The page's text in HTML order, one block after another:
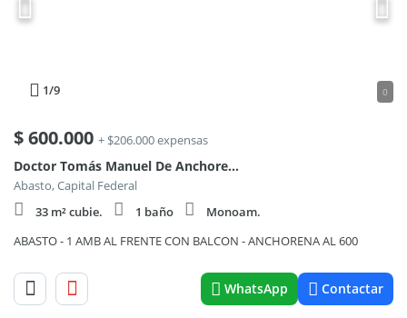
1/9 0
$600.000 + $206.000 expensas
Doctor Tomás Manuel De Anchorena 600
Abasto, Capital Federal
33 m² cubie.
1 baño
Monoam.
ABASTO - 1 AMB AL FRENTE CON BALCON - ANCHORENA AL 600
WhatsApp Contactar